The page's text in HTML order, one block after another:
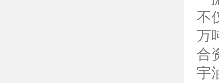
不
万
合
宇